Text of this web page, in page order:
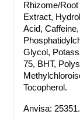
Rhizome/
Extract,
Acid,
Glycol,
75, BHT,
Tocopherol.
Anvisa: